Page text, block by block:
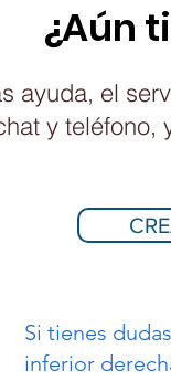
¿Aún
ayuda, el
y teléfono,
Si tienes
inferior